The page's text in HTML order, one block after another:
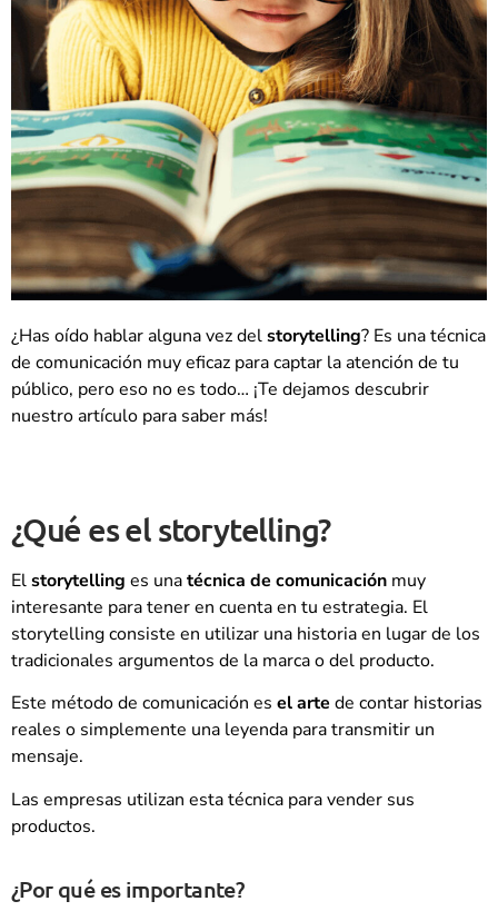
¿Has oído hablar alguna vez delstorytelling? Es una técnica
de comunicación muy eficaz para captar la atención de tu
público, pero eso no es todo… ¡Te dejamos descubrir
nuestro artículo para saber más!
¿Qué es el storytelling?
Elstorytelling es unatécnica de comunicación muy
interesante para tener en cuenta en tu estrategia. El
storytelling consiste en utilizar una historia en lugar de los
tradicionales argumentos de la marca o del producto.
Este método de comunicación es el arte de contar historias
reales o simplemente una leyenda para transmitir un
mensaje.
Las empresas utilizan esta técnica para vender sus
productos.
¿Por qué es importante?